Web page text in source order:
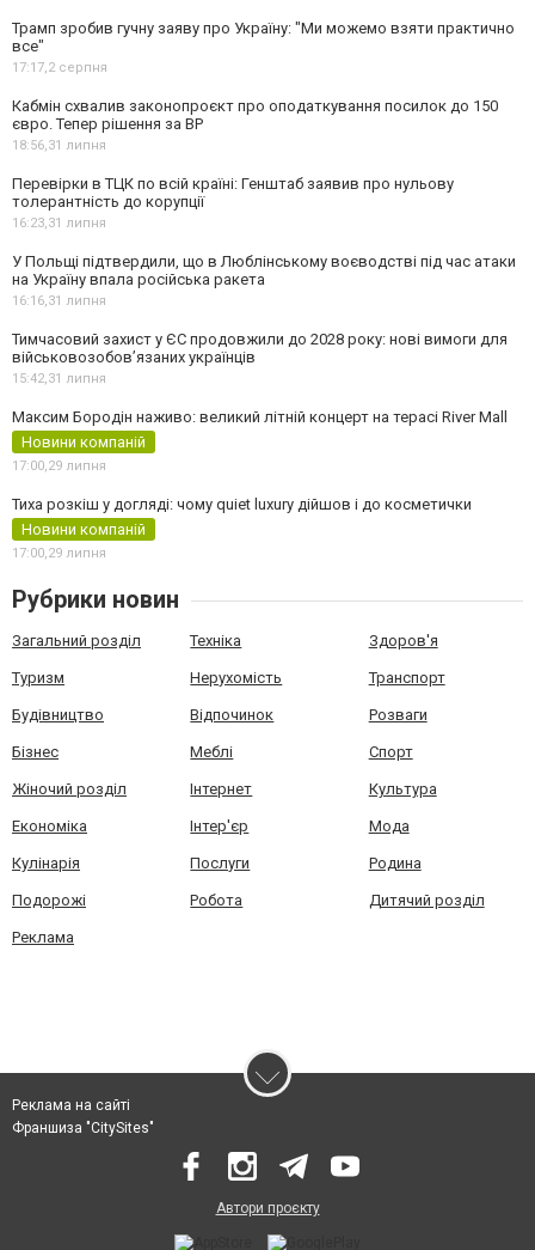
Трамп зробив гучну заяву про Україну: "Ми можемо взяти практично
все"
17:17,2 серпня
Кабмін схвалив законопроєкт про оподаткування посилок до 150
євро. Тепер рішення за ВР
18:56,31 липня
Перевірки в ТЦК по всій країні: Генштаб заявив про нульову
толерантність до корупції
16:23,31 липня
У Польщі підтвердили, що в Люблінському воєводстві під час атаки
на Україну впала російська ракета
16:16,31 липня
Тимчасовий захист у ЄС продовжили до 2028 року: нові вимоги для
військовозобов’язаних українців
15:42,31 липня
Максим Бородін наживо: великий літній концерт на терасі River Mall
Новини компаній
17:00,29 липня
Тиха розкіш у догляді: чому quiet luxury дійшов і до косметички
Новини компаній
17:00,29 липня
Рубрики новин
Загальний розділ Техніка Здоров'я
Туризм Нерухомість Транспорт
Будівництво Відпочинок Розваги
Бізнес Меблі Спорт
Жіночий розділ Інтернет Культура
Економіка Інтер'єр Мода
Кулінарія Послуги Родина
Подорожі Робота Дитячий розділ
Реклама
Реклама на сайті
Франшиза "CitySites"
Автори проєкту